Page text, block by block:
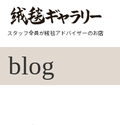
スタッフ全員が絨毯アドバイザーのお店
blog